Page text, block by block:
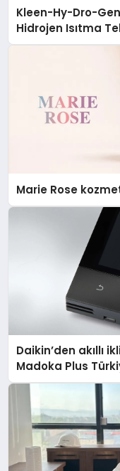
Kleen-Hy-Dro-
Hidrojen Isıtma
Düzenleyici
Marie Rose
Daikin’den akıllı
Madoka Plus